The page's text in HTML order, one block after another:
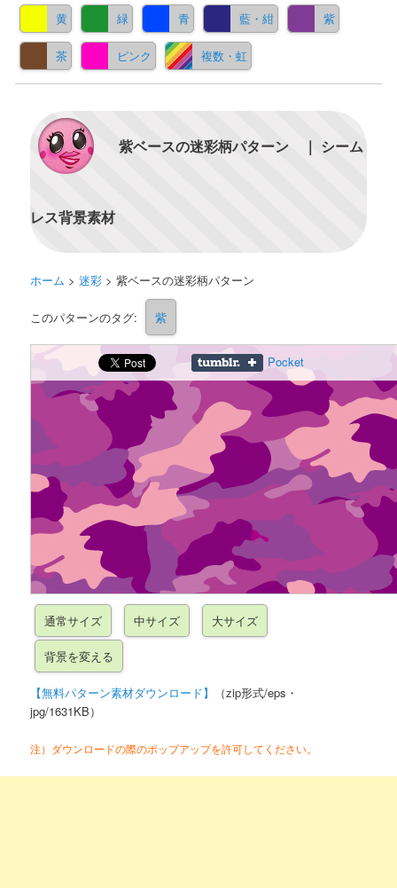
黄 緑 青 藍・紺 紫
茶 ピンク 複数・虹
紫ベースの迷彩柄パターン ｜ シーム
レス背景素材
ホーム >迷彩 >紫ベースの迷彩柄パターン
このパターンのタグ: 紫
Pocket
【無料パターン素材ダウンロード】
（zip形式/eps・
jpg/1631KB）
注）ダウンロードの際のポップアップを許可してください。